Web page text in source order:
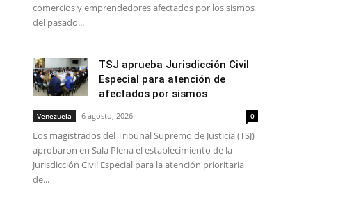
comercios y emprendedores afectados por los sismos
del pasado...
TSJ aprueba Jurisdicción Civil
Especial para atención de
afectados por sismos
Venezuela 6 agosto, 2026 0
Los magistrados del Tribunal Supremo de Justicia (TSJ)
aprobaron en Sala Plena el establecimiento de la
Jurisdicción Civil Especial para la atención prioritaria
de...